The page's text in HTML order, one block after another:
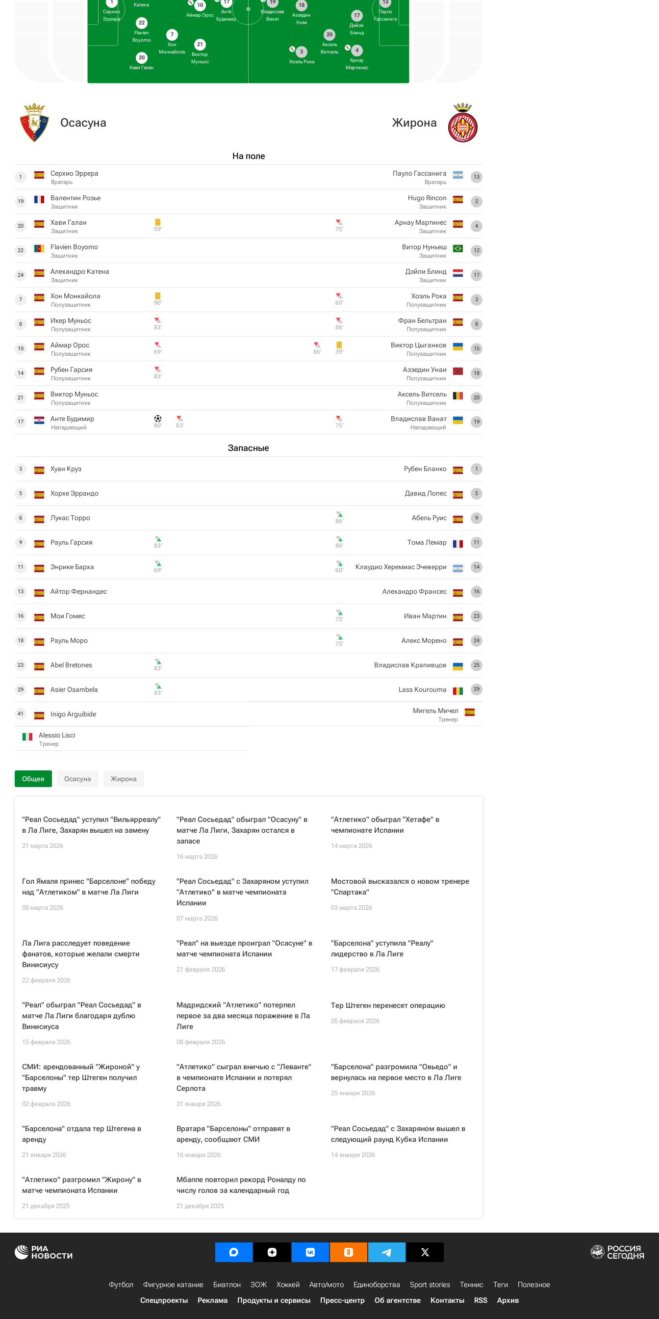
1
Серхио
Эррера
Катена
22
Flavien
Boyomo
20
Хави Галан
7
Хон
Монкайола
10
Аймар Орос
21
Виктор
Муньос
17
Анте
Будимир
13
Пауло
Гассанига
17
Дэйли
Блинд
4
Арнау
Мартинес
20
Аксель
Витсель
18
Аззедин
Унаи
3
Хоэль Рока
19
Владислав
Ванат
Осасуна
На поле
1 Серхио Эррера
Вратарь
19 Валентин Розье
Защитник
20 Хави Галан
Защитник 59‎’‎
22 Flavien Boyomo
Защитник
24 Алехандро Катена
Защитник
7 Хон Монкайола
Полузащитник 90‎’‎
8 Икер Муньос
Полузащитник 83‎’‎
10 Аймар Орос
Полузащитник 69‎’‎
14 Рубен Гарсия
Полузащитник 83‎’‎
21 Виктор Муньос
Полузащитник
17 Анте Будимир
Нападающий 80‎’‎ 83‎’‎
Запасные
3 Хуан Круз
5 Хорхе Эррандо
6 Лукас Торро
9 Рауль Гарсия 83‎’‎
11 Энрике Барха 69‎’‎
13 Айтор Фернандес
16 Мои Гомес
18 Рауль Моро
23 Abel Bretones 83‎’‎
29 Asier Osambela 83‎’‎
41 Inigo Arguibide
Alessio Lisci
Тренер
Жирона
13
Пауло Гассанига
Вратарь
2
Hugo Rincon
Защитник
4
Арнау Мартинес
Защитник
75‎’‎
12
Витор Нуньеш
Защитник
17
Дэйли Блинд
Защитник
3
Хоэль Рока
Полузащитник
60‎’‎
8
Фран Бельтран
Полузащитник
86‎’‎
15
Виктор Цыганков
Полузащитник
39‎’‎
86‎’‎
18
Аззедин Унаи
Полузащитник
20
Аксель Витсель
Полузащитник
19
Владислав Ванат
Нападающий
75‎’‎
1
Рубен Бланко
5
Давид Лопес
9
Абель Руис
86‎’‎
11
Тома Лемар
86‎’‎
14
Клаудио Херемиас Эчеверри
60‎’‎
16
Алехандро Франсес
23
Иван Мартин
75‎’‎
24
Алекс Морено
75‎’‎
25
Владислав Крапивцов
29
Lass Kourouma
Мигель Мичел
Тренер
Общее Осасуна Жирона
"Реал Сосьедад" уступил "Вильярреалу"
в Ла Лиге, Захарян вышел на замену
21 марта 2026
"Реал Сосьедад" обыграл "Осасуну" в
матче Ла Лиги, Захарян остался в
запасе
16 марта 2026
"Атлетико" обыграл "Хетафе" в
чемпионате Испании
14 марта 2026
Гол Ямаля принес "Барселоне" победу
над "Атлетиком" в матче Ла Лиги
08 марта 2026
"Реал Сосьедад" с Захаряном уступил
"Атлетико" в матче чемпионата
Испании
07 марта 2026
Мостовой высказался о новом тренере
"Спартака"
03 марта 2026
Ла Лига расследует поведение
фанатов, которые желали смерти
Винисиусу
22 февраля 2026
"Реал" на выезде проиграл "Осасуне" в
матче чемпионата Испании
21 февраля 2026
"Барселона" уступила "Реалу"
лидерство в Ла Лиге
17 февраля 2026
"Реал" обыграл "Реал Сосьедад" в
матче Ла Лиги благодаря дублю
Винисиуса
15 февраля 2026
Мадридский "Атлетико" потерпел
первое за два месяца поражение в Ла
Лиге
08 февраля 2026
Тер Штеген перенесет операцию
05 февраля 2026
СМИ: арендованный "Жироной" у
"Барселоны" тер Штеген получил
травму
02 февраля 2026
"Атлетико" сыграл вничью с "Леванте"
в чемпионате Испании и потерял
Серлота
31 января 2026
"Барселона" разгромила "Овьедо" и
вернулась на первое место в Ла Лиге
25 января 2026
"Барселона" отдала тер Штегена в
аренду
21 января 2026
Вратаря "Барселоны" отправят в
аренду, сообщают СМИ
16 января 2026
"Реал Сосьедад" с Захаряном вышел в
следующий раунд Кубка Испании
14 января 2026
"Атлетико" разгромил "Жирону" в
матче чемпионата Испании
21 декабря 2025
Мбаппе повторил рекорд Роналду по
числу голов за календарный год
21 декабря 2025
Футбол Фигурное катание Биатлон ЗОЖ Хоккей Авто/мото Единоборства Sport stories Теннис Теги
Полезное
Спецпроекты
Реклама Продукты и сервисы Пресс-центр Об агентстве Контакты RSS Архив